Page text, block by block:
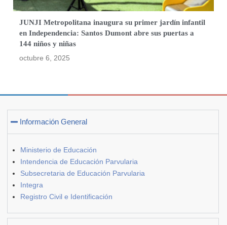
JUNJI Metropolitana inaugura su primer jardín infantil
en Independencia: Santos Dumont abre sus puertas a
144 niños y niñas
octubre 6, 2025
Información General
Ministerio de Educación
Intendencia de Educación Parvularia
Subsecretaria de Educación Parvularia
Integra
Registro Civil e Identificación